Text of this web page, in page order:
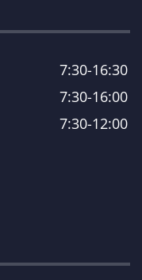
7:30-16:30
7:30-16:00
7:30-12:00